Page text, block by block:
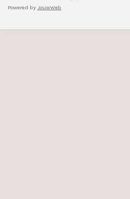
Powered by JouwWeb